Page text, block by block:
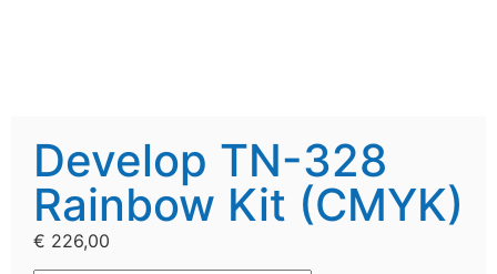
Develop TN-328
Rainbow Kit (CMYK)
€ 226,00